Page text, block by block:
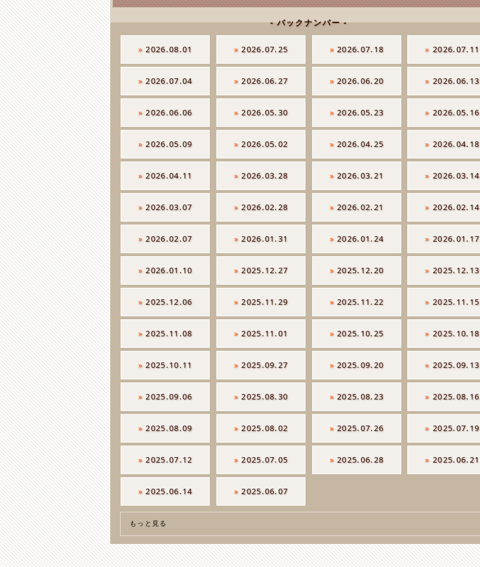
- バックナンバー -
»2026.08.01 »2026.07.25 »2026.07.18 »2026.07.11
»2026.07.04 »2026.06.27 »2026.06.20 »2026.06.13
»2026.06.06 »2026.05.30 »2026.05.23 »2026.05.16
»2026.05.09 »2026.05.02 »2026.04.25 »2026.04.18
»2026.04.11 »2026.03.28 »2026.03.21 »2026.03.14
»2026.03.07 »2026.02.28 »2026.02.21 »2026.02.14
»2026.02.07 »2026.01.31 »2026.01.24 »2026.01.17
»2026.01.10 »2025.12.27 »2025.12.20 »2025.12.13
»2025.12.06 »2025.11.29 »2025.11.22 »2025.11.15
»2025.11.08 »2025.11.01 »2025.10.25 »2025.10.18
»2025.10.11 »2025.09.27 »2025.09.20 »2025.09.13
»2025.09.06 »2025.08.30 »2025.08.23 »2025.08.16
»2025.08.09 »2025.08.02 »2025.07.26 »2025.07.19
»2025.07.12 »2025.07.05 »2025.06.28 »2025.06.21
»2025.06.14 »2025.06.07
もっと見る